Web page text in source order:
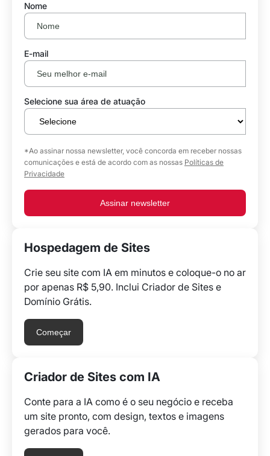
Nome
E-mail
Selecione sua área de atuação
*Ao assinar nossa newsletter, você concorda em receber nossas
comunicações e está de acordo com as nossas Políticas de
Privacidade
Assinar newsletter
Hospedagem de Sites
Crie seu site com IA em minutos e coloque-o no ar
por apenas R$ 5,90. Inclui Criador de Sites e
Domínio Grátis.
Começar
Criador de Sites com IA
Conte para a IA como é o seu negócio e receba
um site pronto, com design, textos e imagens
gerados para você.